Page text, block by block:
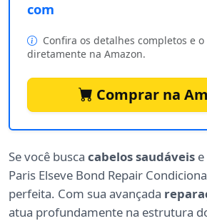
com
Confira os detalhes completos e
diretamente na Amazon.
Comprar na
Se você busca cabelos saudáveis e
Paris Elseve Bond Repair
perfeita. Com sua avançada
atua profundamente na estrutura